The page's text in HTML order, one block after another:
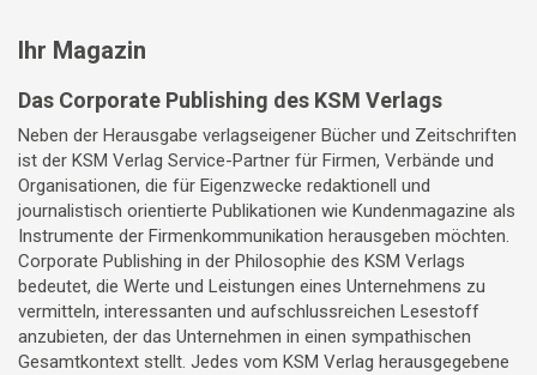
Ihr Magazin
Das Corporate Publishing des KSM Verlags
Neben der Herausgabe verlagseigener Bücher und Zeitschriften
ist der KSM Verlag Service-Partner für Firmen, Verbände und
Organisationen, die für Eigenzwecke redaktionell und
journalistisch orientierte Publikationen wie Kundenmagazine als
Instrumente der Firmenkommunikation herausgeben möchten.
Corporate Publishing in der Philosophie des KSM Verlags
bedeutet, die Werte und Leistungen eines Unternehmens zu
vermitteln, interessanten und aufschlussreichen Lesestoff
anzubieten, der das Unternehmen in einen sympathischen
Gesamtkontext stellt. Jedes vom KSM Verlag herausgegebene